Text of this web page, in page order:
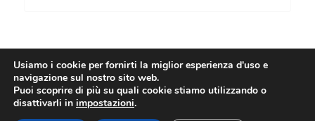
© 2019 Copyright - Ass. Cult. INTRECCIARTE -
Enfold WordPress Theme by Kriesi
Usiamo i cookie per fornirti la miglior esperienza d'uso e
navigazione sul nostro sito web.
Puoi scoprire di più su quali cookie stiamo utilizzando o
disattivarli in impostazioni.